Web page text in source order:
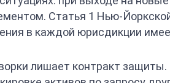
Статья 1 Нью-
в каждой юрисдикции
лишает контракт